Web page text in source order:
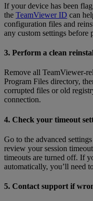
If your device has been
the TeamViewer ID can
configuration files and
any custom settings before
3. Perform a clean
Remove all TeamViewer-
Program Files directory,
corrupted files or old
connection.
4. Check your timeout
Go to the advanced
review your session
timeouts are turned off. If
automatically, you’ll need
5. Contact support if